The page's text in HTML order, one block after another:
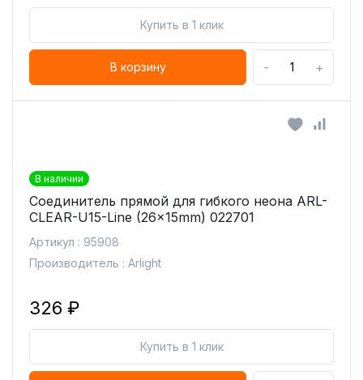
Купить в 1 клик
В корзину - +
В наличии
Соединитель прямой для гибкого неона ARL-
CLEAR-U15-Line (26x15mm) 022701
Артикул : 95908
Производитель : Arlight
326 ₽
Купить в 1 клик